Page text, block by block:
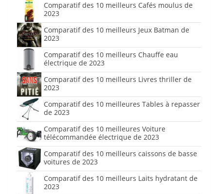
Comparatif des 10 meilleurs Cafés moulus de
2023
Comparatif des 10 meilleurs Jeux Batman de
2023
Comparatif des 10 meilleurs Chauffe eau
électrique de 2023
Comparatif des 10 meilleurs Livres thriller de
2023
Comparatif des 10 meilleures Tables à repasser
de 2023
Comparatif des 10 meilleures Voiture
télécommandée électrique de 2023
Comparatif des 10 meilleurs caissons de basse
voitures de 2023
Comparatif des 10 meilleurs Laits hydratant de
2023